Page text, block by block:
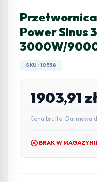
Przetwornica
Power Sinus
3000W/
SKU: 10558
1903,91 zł
Cena brutto · Darmowa
cancel BRAK W